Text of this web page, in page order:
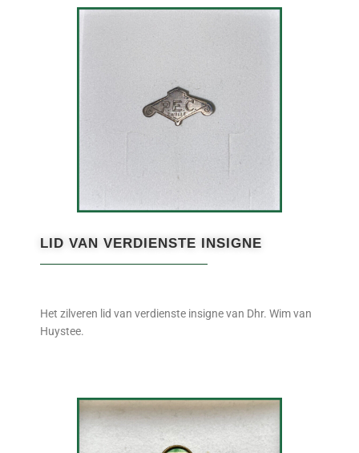
LID VAN VERDIENSTE INSIGNE
Het zilveren lid van verdienste insigne van Dhr. Wim van
Huystee.